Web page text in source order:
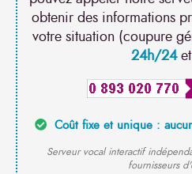
obtenir des informations
votre situation (coupure
24h/24et
Coût fixe et unique :
Serveur vocal interactif
fournisseurs